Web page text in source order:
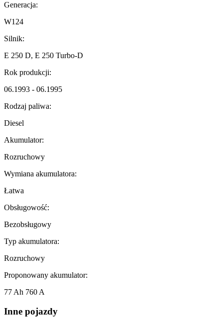
Generacja:
W124
Silnik:
E 250 D, E 250 Turbo-D
Rok produkcji:
06.1993 - 06.1995
Rodzaj paliwa:
Diesel
Akumulator:
Rozruchowy
Wymiana akumulatora:
Łatwa
Obsługowość:
Bezobsługowy
Typ akumulatora:
Rozruchowy
Proponowany akumulator:
77 Ah 760 A
Inne pojazdy